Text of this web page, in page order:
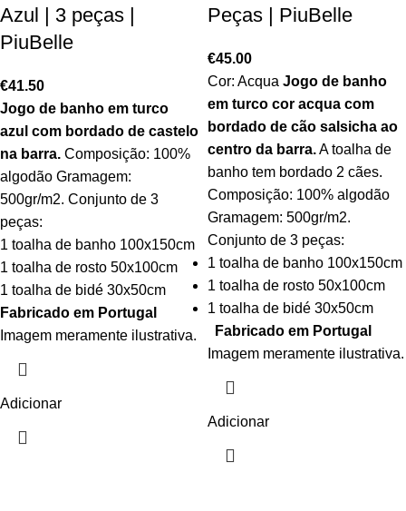
Azul | 3 peças |
PiuBelle
€41.50
Jogo de banho em turco
azul com bordado de castelo
na barra. Composição: 100%
algodão Gramagem:
500gr/m2. Conjunto de 3
peças:
1 toalha de banho 100x150cm
1 toalha de rosto 50x100cm
1 toalha de bidé 30x50cm
Fabricado em Portugal
Imagem meramente ilustrativa.
Adicionar
Peças | PiuBelle
€45.00
Cor: Acqua Jogo de banho
em turco cor acqua com
bordado de cão salsicha ao
centro da barra.A toalha de
banho tem bordado 2 cães.
Composição: 100% algodão
Gramagem: 500gr/m2.
Conjunto de 3 peças:
1 toalha de banho 100x150cm
1 toalha de rosto 50x100cm
1 toalha de bidé 30x50cm
Fabricado em Portugal
Imagem meramente ilustrativa.
Adicionar